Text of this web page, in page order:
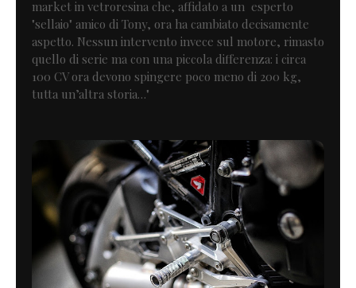
market in vetroresina che, affidato a un esperto
"sellaio" amico di Tony, ora ha cambiato decisamente
aspetto. Nessun intervento invece sul motore, rimasto
quello di serie ma con una piccola differenza: i circa
100 CV ora devono spingere poco meno di 200 kg,
tutta un’altra storia…"